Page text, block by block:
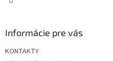
Informácie pre vás
KONTAKTY